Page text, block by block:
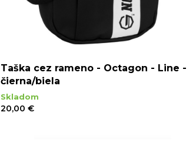
Taška cez rameno - Octagon - Line -
čierna/biela
Skladom
20,00 €